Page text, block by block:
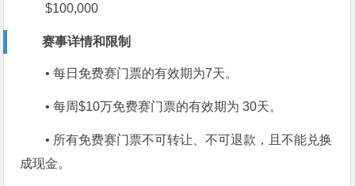
$100,000
赛事详情和限制
• 每日免费赛门票的有效期为7天。
• 每周$10万免费赛门票的有效期为 30天。
• 所有免费赛门票不可转让、不可退款，且不能兑换
成现金。